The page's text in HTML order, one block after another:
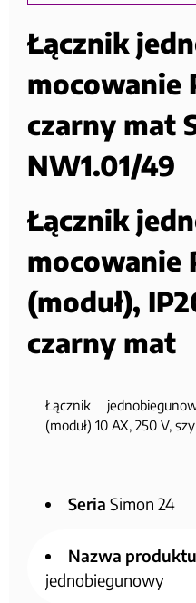
Łącznik
mocowanie
czarny mat
NW1.01/49
Łącznik
mocowanie
(moduł),
czarny mat
Łącznik
(moduł) 10 AX, 250 V,
Seria Simon 24
Nazwa
jednobiegunowy